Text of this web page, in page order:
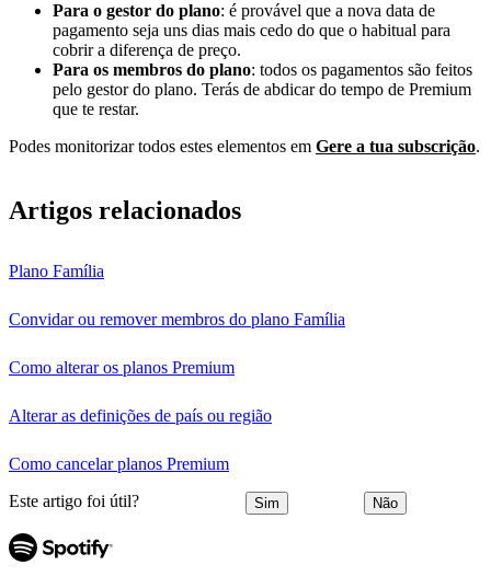
Para o gestor do plano: é provável que a nova data de
pagamento seja uns dias mais cedo do que o habitual para
cobrir a diferença de preço.
Para os membros do plano: todos os pagamentos são feitos
pelo gestor do plano. Terás de abdicar do tempo de Premium
que te restar.
Podes monitorizar todos estes elementos em Gere a tua subscrição.
Artigos relacionados
Plano Família
Convidar ou remover membros do plano Família
Como alterar os planos Premium
Alterar as definições de país ou região
Como cancelar planos Premium
Este artigo foi útil? Sim Não